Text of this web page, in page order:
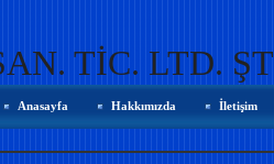
TİC. LTD.
Anasayfa Hakkımızda İletişim